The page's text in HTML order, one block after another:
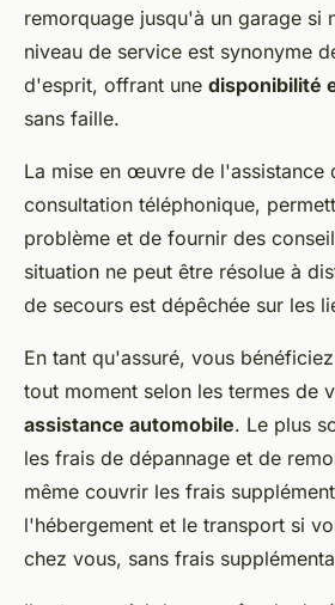
remorquage jusqu'à un garage si
niveau de service est synonyme
d'esprit, offrant une disponibilité
sans faille.
La mise en œuvre de l'assistance
consultation téléphonique,
problème et de fournir des
situation ne peut être résolue à
de secours est dépêchée sur les
En tant qu'assuré, vous
tout moment selon les termes de
assistance automobile. Le plus
les frais de dépannage et de
même couvrir les frais
l'hébergement et le transport si
chez vous, sans frais